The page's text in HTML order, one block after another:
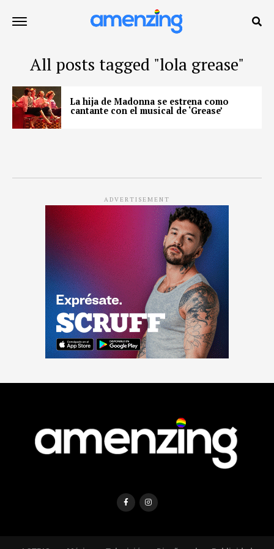
All posts tagged "lola grease"
La hija de Madonna se estrena como
cantante con el musical de ‘Grease’
ADVERTISEMENT